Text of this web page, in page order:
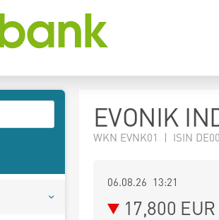
EVONIK
WKN EVNK01 | ISIN
06.08.26 13:21
17,800 EUR